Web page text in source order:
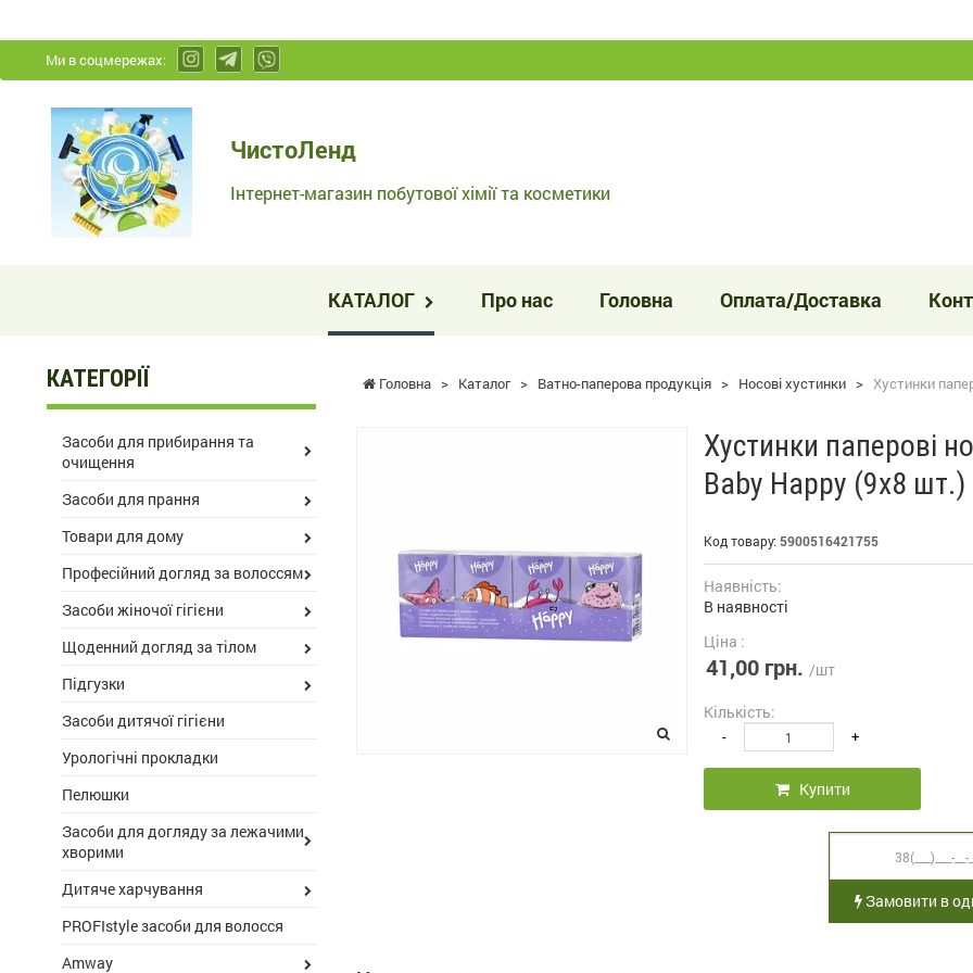
Ми в соцмережах:
ЧистоЛенд
-
Інтернет-
магазин
косметики
ЧистоЛенд
Інтернет-магазин побутової хімії та косметики
КАТАЛОГ Про нас Головна Оплата/Доставка
Головна > Каталог > Ватно-паперова продукція > Носові хустинки > Хустинки
Хустинки паперові
Baby Happy (9x8 шт.)
Код товару: 5900516421755
Наявність:
В наявності
Ціна :
41,00 грн. /шт
Кількість:
- +
Купити
Замовити в
КАТЕГОРІЇ
Засоби для прибирання та
очищення
Засоби для прання
Товари для дому
Професійний догляд за волоссям
Засоби жіночої гігієни
Щоденний догляд за тілом
Підгузки
Засоби дитячої гігієни
Урологічні прокладки
Пелюшки
Засоби для догляду за лежачими
хворими
Дитяче харчування
PROFIstyle засоби для волосся
Amway